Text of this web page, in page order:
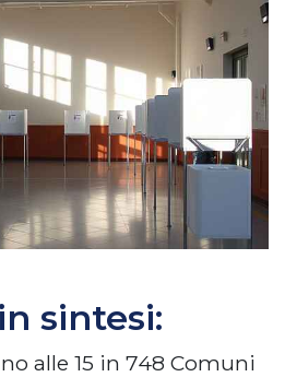
sintesi:
alle 15 in 748 Comuni